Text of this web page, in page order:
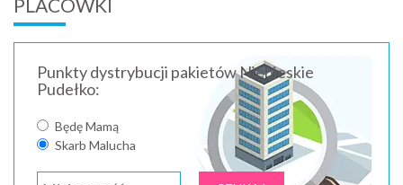
PLACÓWKI
Punkty dystrybucji pakietów Niebieskie
Pudełko:
Będę Mamą
Skarb Malucha